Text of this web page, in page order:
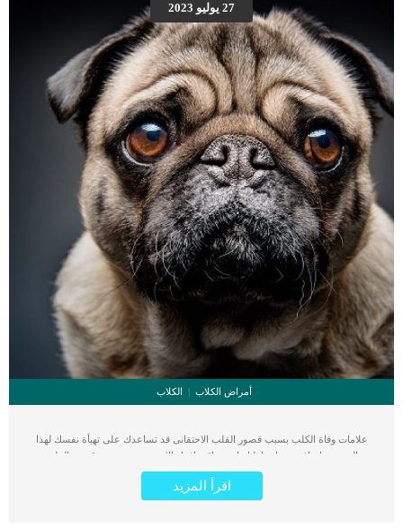
27 يوليو 2023
أمراض الكلاب الكلاب
علامات وفاة الكلب بسبب قصور القلب الاحتقانى قد تساعدك على تهيأة نفسك لهذا
الحدث, واتخاذ جميع احتياطتك انت وباقى افراد الاسرة. يعتبر مرض قصور القلب
الاحتقانى من اخطر الحالات المرضية التى يمكن ان يتعرض لها جميع الكائنات الحية بما فى
ذلك الكلاب والقطط. كما ان القلب يعتبر عضوا رئيسيا فى جسم الكلاب, واى قصور به
اقرأ المزيد